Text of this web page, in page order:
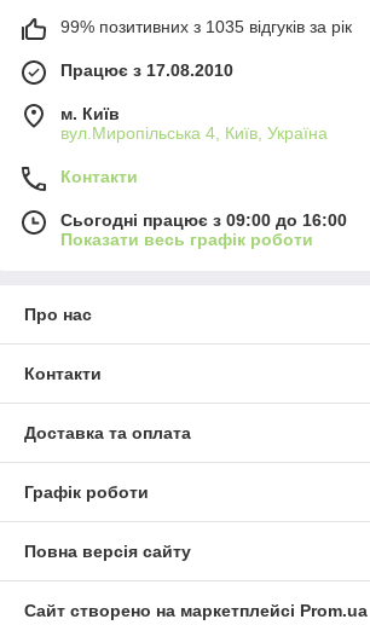
99% позитивних з 1035 відгуків за рік
Працює з 17.08.2010
м. Київ
вул.Миропільська 4, Київ, Україна
Контакти
Сьогодні працює з 09:00 до 16:00
Показати весь графік роботи
Про нас
Контакти
Доставка та оплата
Графік роботи
Повна версія сайту
Сайт створено на маркетплейсі Prom.ua